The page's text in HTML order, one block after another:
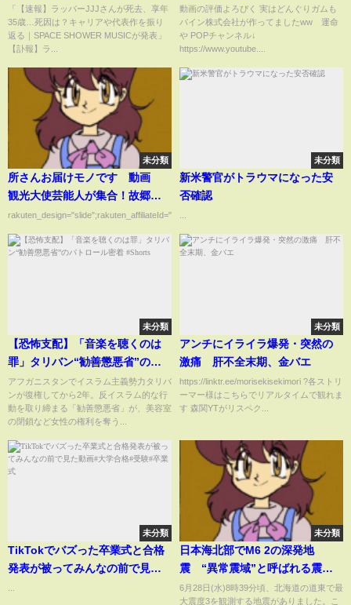
アや代表作を振り返る｜SPACE
SHOWER MUSICが発表」
「【速報】ラッパーJJJさんが死去、享年
35歳…死因は？キャリアや代表作を振り
返る｜SPACE SHOWER MUSICが発表」
【訃報】ラ...
動画の評価よろぴく 実はどんぐりガムも
パイン株式会社が作ってましたww 運命
や POPチャンネル↓
https://www.youtube....
未分類
所さんお届けモノです 動画
観光大使芸能人が集合！故郷の
お花見グルメ 3月15日
rakuten_design="slide";rakuten_affiliateId="00ed0224.63...
未分類
新米警官がトラウマになった安
否確認
未分類
【恐怖支配】「音楽を聴くのは
罪」タリバン“勧善懲悪省”のパ
トロール密着 #Shorts
アフガニスタンでイスラム主義勢力タリバ
ンが復権してから2年。反イスラム的な行
動を取り締まる「勧善懲悪省」が、美容室
の閉鎖など女性の権利を奪う...
未分類
アンチにイライラ爆発・突然の
激痛 肝不全末期、金バエ
https://linktr.ee/morisekisekimori ?各ストリ
ーマー様はこちらでリアルタイムで観れま
す 森関YTがリスペク...
未分類
TikTokでバズった卒業式と合格
発表が被ってみんなの前で見た
未分類
日本海北部でM6 2の深発地
震 “異常震域”と呼ばれる震度
分布
6月28日(水)8時39分頃、北海道の道東で最
大震度3を観測する地震がありました。こ